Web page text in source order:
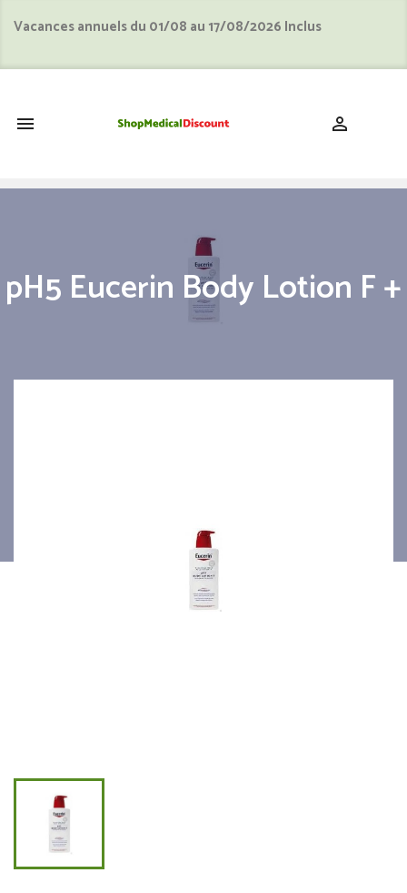
Vacances annuels du 01/08 au 17/08/2026 Inclus
 
pH5 Eucerin Body Lotion F +